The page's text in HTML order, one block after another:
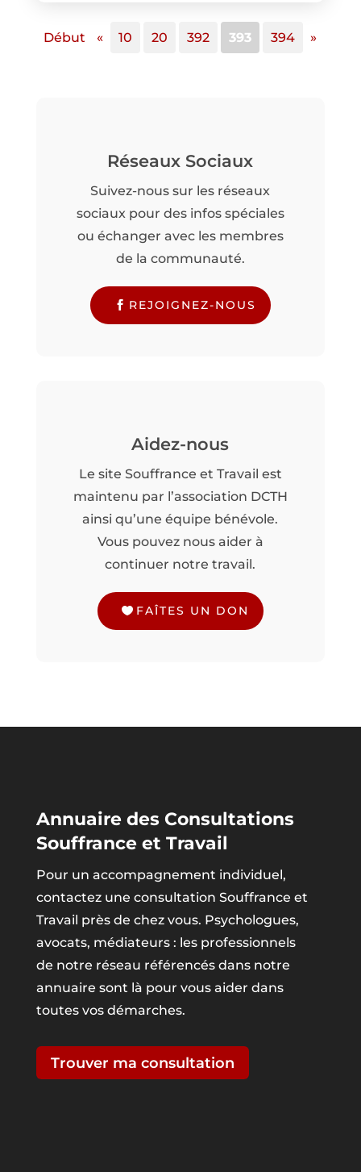
Début « 10 20 392 393 394 »
Réseaux Sociaux
Suivez-nous sur les réseaux
sociaux pour des infos spéciales
ou échanger avec les membres
de la communauté.
REJOIGNEZ-NOUS
Aidez-nous
Le site Souffrance et Travail est
maintenu par l’association DCTH
ainsi qu’une équipe bénévole.
Vous pouvez nous aider à
continuer notre travail.
FAÎTES UN DON
Annuaire des Consultations
Souffrance et Travail
Pour un accompagnement individuel,
contactez une consultation Souffrance et
Travail près de chez vous. Psychologues,
avocats, médiateurs : les professionnels
de notre réseau référencés dans notre
annuaire sont là pour vous aider dans
toutes vos démarches.
Trouver ma consultation